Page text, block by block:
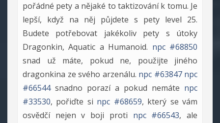
pořádné pety a nějaké to taktizování k tomu. Je
lepší, když na něj půjdete s pety level 25.
Budete potřebovat jakékoliv pety s útoky
Dragonkin, Aquatic a Humanoid. npc #68850
snad už máte, pokud ne, použijte jiného
dragonkina ze svého arzenálu. npc #63847 npc
#66544snadno porazí a pokud nemáte npc
#33530, pořiďte si npc #68659, který se vám
osvědčí nejen v boji proti npc #66543, ale